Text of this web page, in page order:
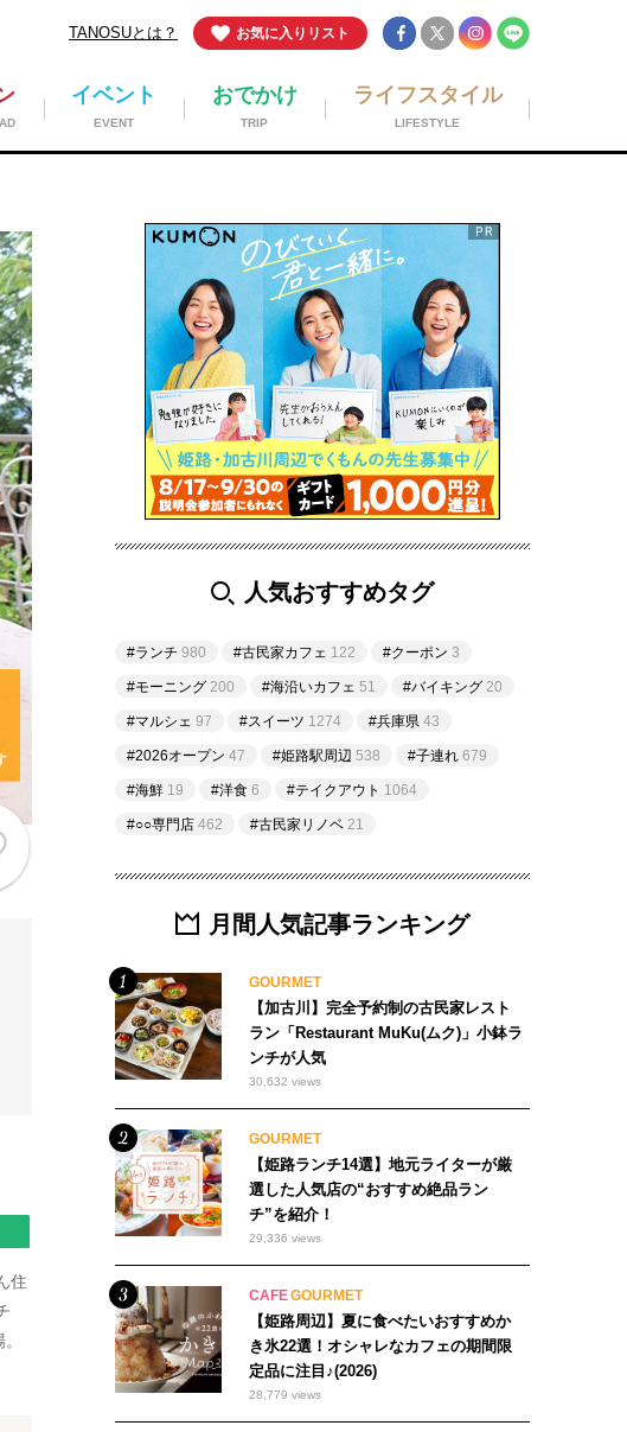
お気に入りリスト
TANOSUとは？
ライフスタイル
LIFESTYLE
おでかけ
TRIP
イベント
EVENT
住
人気おすすめタグ
#ランチ 980 #古民家カフェ 122 #クーポン 3
#モーニング 200 #海沿いカフェ 51 #バイキング 20
#マルシェ 97 #スイーツ 1274 #兵庫県 43
#2026オープン 47 #姫路駅周辺 538 #子連れ 679
#海鮮 19 #洋食 6 #テイクアウト 1064
#○○専門店 462 #古民家リノベ 21
月間人気記事ランキング
GOURMET
【加古川】完全予約制の古民家レスト
ラン「Restaurant MuKu(ムク)」小鉢ラ
ンチが人気
30,632 views
GOURMET
【姫路ランチ14選】地元ライターが厳
選した人気店の“おすすめ絶品ラン
チ”を紹介！
29,336 views
CAFEGOURMET
【姫路周辺】夏に食べたいおすすめか
き氷22選！オシャレなカフェの期間限
定品に注目♪(2026)
28,779 views